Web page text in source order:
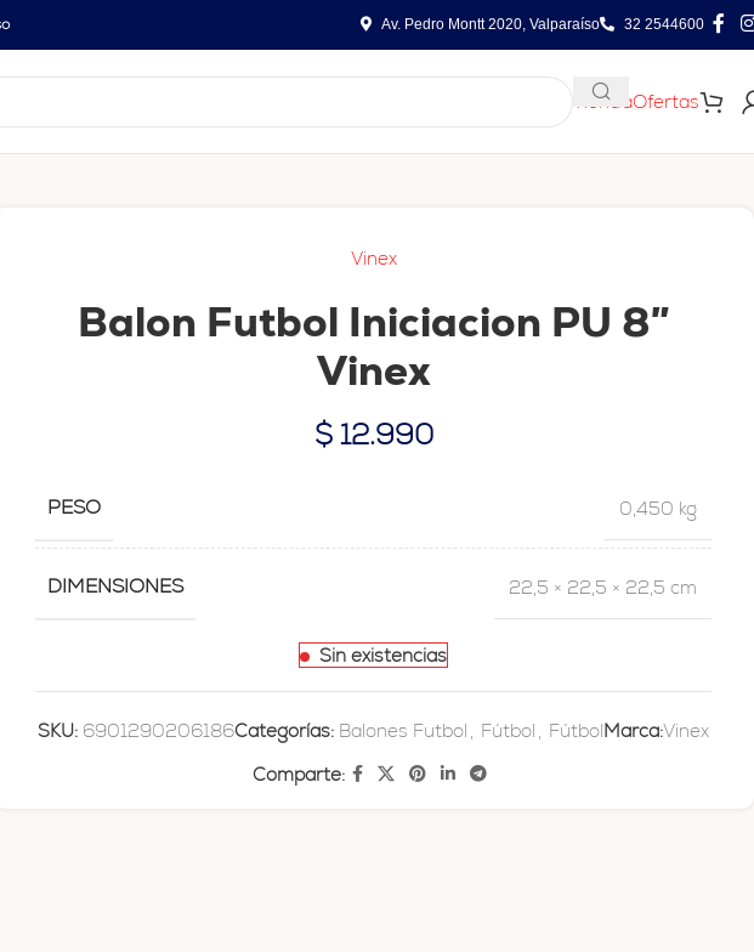
Av. Pedro Montt 2020, Valparaíso 32 2544600
TiendaOfertas
Vinex
Balon Futbol Iniciacion PU 8″
Vinex
$12.990
PESO 0,450 kg
DIMENSIONES 22,5 × 22,5 × 22,5 cm
Sin existencias
SKU: 6901290206186Categorías: Balones Futbol , Fútbol , FútbolMarca:Vinex
Comparte: